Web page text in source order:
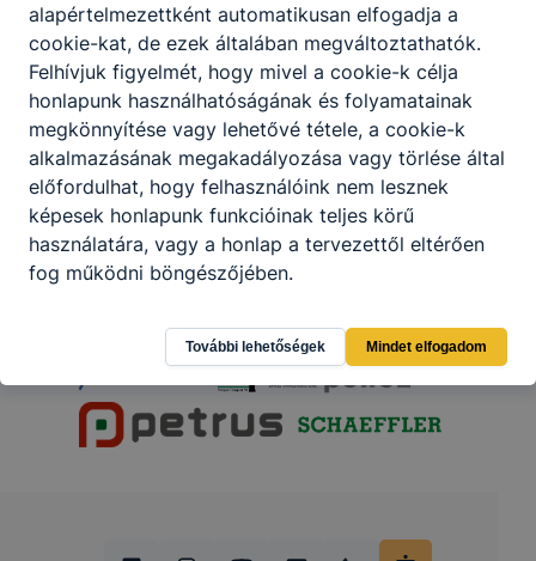
Partnereink
alapértelmezettként automatikusan elfogadja a
cookie-kat, de ezek általában megváltoztathatók.
Felhívjuk figyelmét, hogy mivel a cookie-k célja
honlapunk használhatóságának és folyamatainak
megkönnyítése vagy lehetővé tétele, a cookie-k
alkalmazásának megakadályozása vagy törlése által
előfordulhat, hogy felhasználóink nem lesznek
képesek honlapunk funkcióinak teljes körű
használatára, vagy a honlap a tervezettől eltérően
fog működni böngészőjében.
További lehetőségek Mindet elfogadom